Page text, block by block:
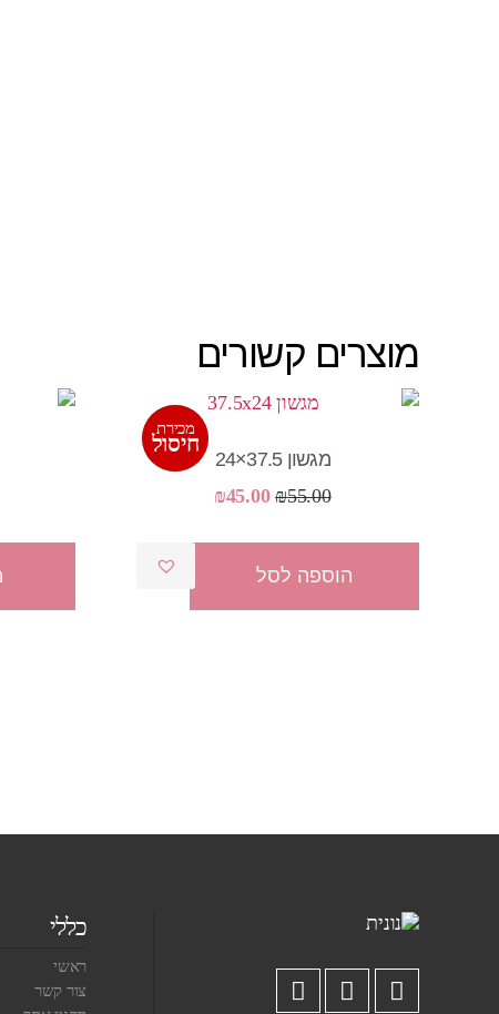
מוצרים קשורים
מכירת
חיסול
מבצע!
מגשון 37.5×24
₪55.00
המחיר
₪55.00.
₪45.00
הוא:
₪45.00.
הוספה לסל
כללי
ראשי
צור קשר